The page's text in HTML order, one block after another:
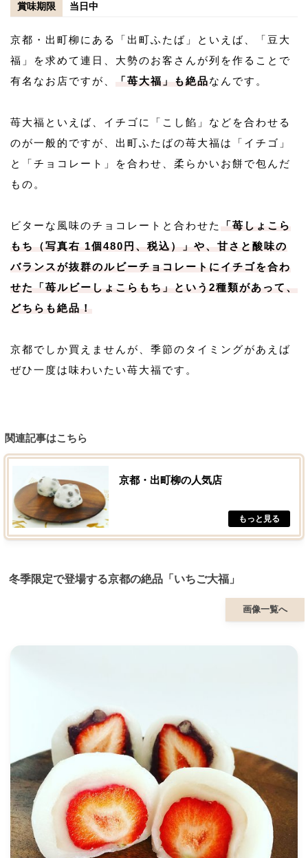
賞味期限 当日中
京都・出町柳にある「出町ふたば」といえば、「豆大
福」を求めて連日、大勢のお客さんが列を作ることで
有名なお店ですが、
「苺大福」も絶品なんです。
苺大福といえば、イチゴに「こし餡」などを合わせる
のが一般的ですが、出町ふたばの苺大福は「イチゴ」
と「チョコレート」を合わせ、柔らかいお餅で包んだ
もの。
ビターな風味のチョコレートと合わせた
「苺しょこら
もち（写真右 1個480円、税込）」や、甘さと酸味の
バランスが抜群のルビーチョコレートにイチゴを合わ
せた「苺ルビーしょこらもち」という2種類があって、
どちらも絶品！
京都でしか買えませんが、季節のタイミングがあえば
ぜひ一度は味わいたい苺大福です。
関連記事はこちら
京都・出町柳の人気店
冬季限定で登場する京都の絶品「いちご大福」
画像一覧へ